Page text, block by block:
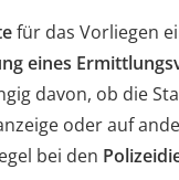
für das Vorliegen
eines
davon, ob die
oder auf
bei den